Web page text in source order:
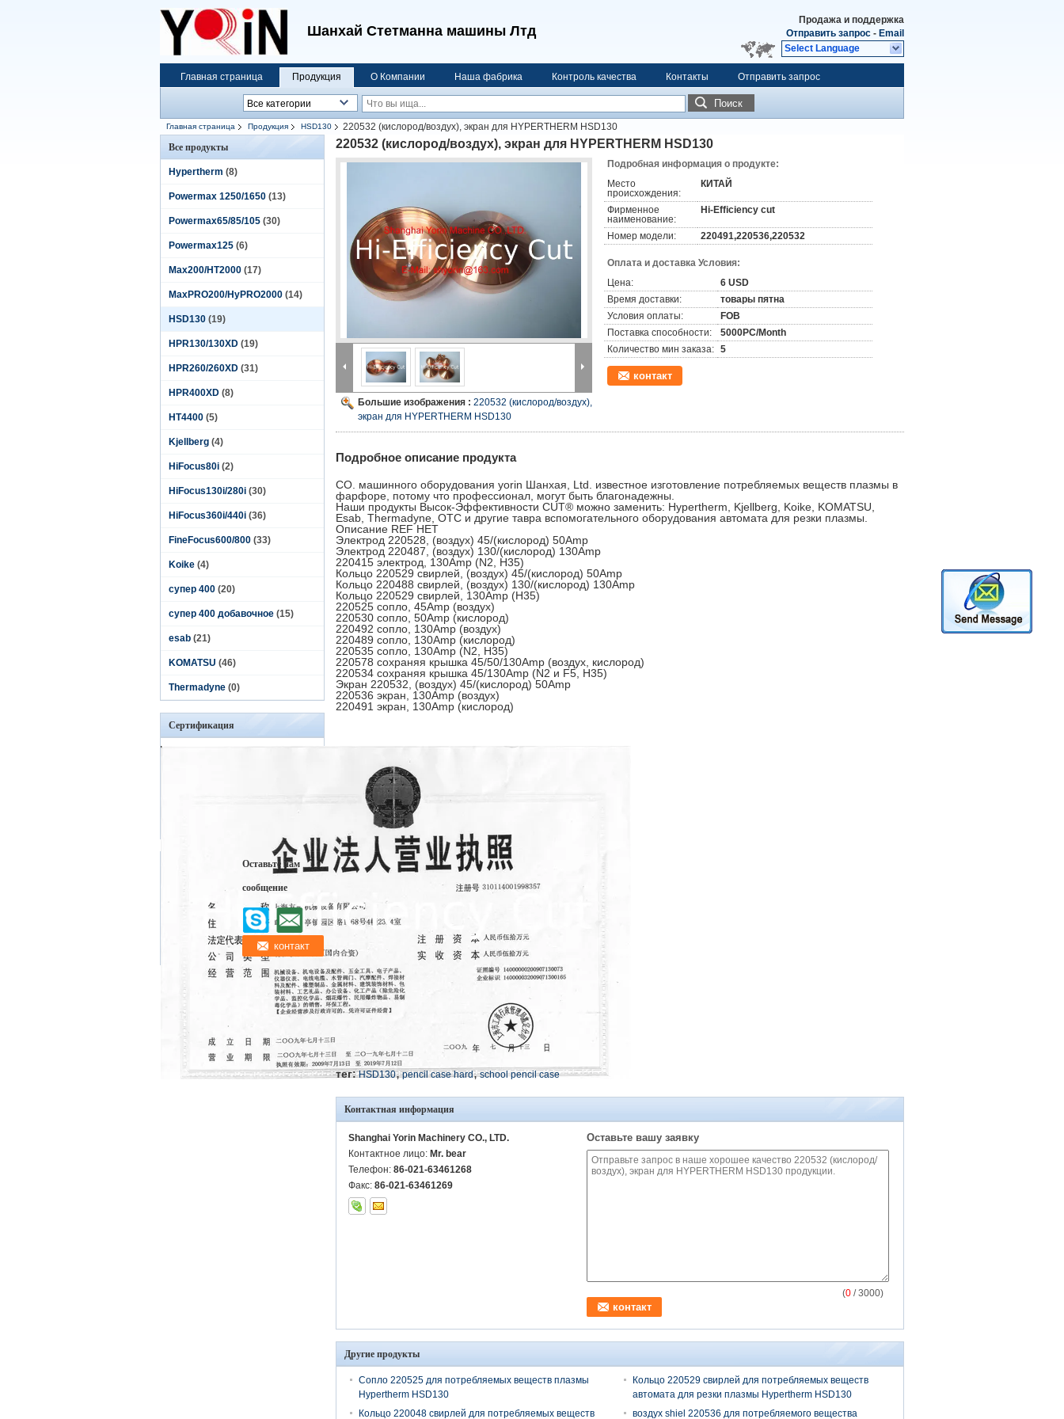
Шанхай Стетманна машины Лтд
Продажа и поддержка
Отправить запрос - Email
Select Language
Главная страница Продукция О Компании Наша фабрика Контроль качества Контакты Отправить запрос
Поиск
Главная страница Продукция HSD130
220532 (кислород/воздух), экран для HYPERTHERM HSD130
Все продукты
Hypertherm (8)
Powermax 1250/1650 (13)
Powermax65/85/105 (30)
Powermax125 (6)
Max200/HT2000 (17)
MaxPRO200/HyPRO2000 (14)
HSD130 (19)
HPR130/130XD (19)
HPR260/260XD (31)
HPR400XD (8)
HT4400 (5)
Kjellberg (4)
HiFocus80i (2)
HiFocus130i/280i (30)
HiFocus360i/440i (36)
FineFocus600/800 (33)
Koike (4)
супер 400 (20)
супер 400 добавочное (15)
esab (21)
KOMATSU (46)
Thermadyne (0)
Сертификация
Оставьте нам
сообщение
220532 (кислород/воздух), экран для HYPERTHERM HSD130
Большие изображения : 220532 (кислород/воздух),
экран для HYPERTHERM HSD130
Подробная информация о продукте:
Место
происхождения:
КИТАЙ
Фирменное
наименование:
Hi-Efficiency cut
Номер модели: 220491,220536,220532
Оплата и доставка Условия:
Цена:
6 USD
Время доставки:
товары пятна
Условия оплаты:
FOB
Поставка способности:
5000PC/Month
Количество мин заказа: 5
контакт
Подробное описание продукта
CO. машинного оборудования yorin Шанхая, Ltd. известное изготовление потребляемых веществ плазмы в
фарфоре, потому что профессионал, могут быть благонадежны.
Наши продукты Высок-Эффективности CUT® можно заменить: Hypertherm, Kjellberg, Koike, KOMATSU,
Esab, Thermadyne, OTC и другие тавра вспомогательного оборудования автомата для резки плазмы.
Описание REF НЕТ
Электрод 220528, (воздух) 45/(кислород) 50Amp
Электрод 220487, (воздух) 130/(кислород) 130Amp
220415 электрод, 130Amp (N2, H35)
Кольцо 220529 свирлей, (воздух) 45/(кислород) 50Amp
Кольцо 220488 свирлей, (воздух) 130/(кислород) 130Amp
Кольцо 220529 свирлей, 130Amp (H35)
220525 сопло, 45Amp (воздух)
220530 сопло, 50Amp (кислород)
220492 сопло, 130Amp (воздух)
220489 сопло, 130Amp (кислород)
220535 сопло, 130Amp (N2, H35)
220578 сохраняя крышка 45/50/130Amp (воздух, кислород)
220534 сохраняя крышка 45/130Amp (N2 и F5, H35)
Экран 220532, (воздух) 45/(кислород) 50Amp
220536 экран, 130Amp (воздух)
220491 экран, 130Amp (кислород)
тег: HSD130, pencil case hard, school pencil case
Контактная информация
Shanghai Yorin Machinery CO., LTD.
Контактное лицо: Mr. bear
Телефон: 86-021-63461268
Факс: 86-021-63461269
Оставьте вашу заявку
(0 / 3000)
Другие продукты
Сопло 220525 для потребляемых веществ плазмы
Hypertherm HSD130
Кольцо 220529 свирлей для потребляемых веществ
автомата для резки плазмы Hypertherm HSD130
Кольцо 220048 свирлей для потребляемых веществ
воздух shiel 220536 для потребляемого вещества